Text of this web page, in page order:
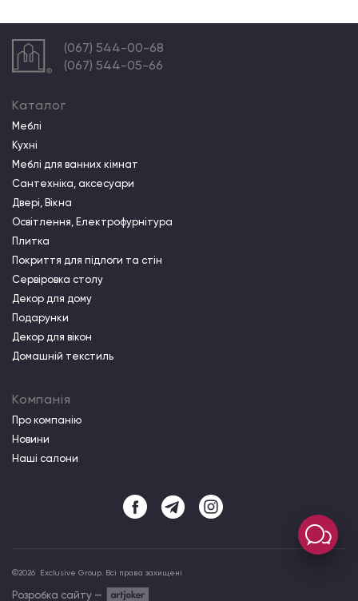
(067) 544-00-68
(067) 544-05-66
Каталог
Меблі
Кухні
Меблі для ванних кімнат
Сантехніка, аксесуари
Двері, Вікна
Освітлення, Електрофурнітура
Плитка
Покриття для підлоги та стін
Сервіровка столу
Декор для дому
Подарунки
Декор для вікон
Домашній текстиль
Компанія
Про компанiю
Новини
Наші салони
©2026 Exclusive Group. Всі права захищені
Розробка сайту —